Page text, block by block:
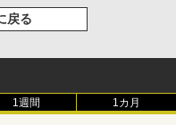
戻る
1週間 1カ月